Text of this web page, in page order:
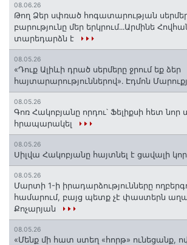
08.06.26
Թող Ձեր սփռած հոգատարության
բարությունը մեր երկրում․․․Արմինե
տարեդարձն է
08.05.26
«Դուք Ալիևի դրած սերմերը ջրում եք ձեր
հայտարարություններով»․ Էդմոն
08.05.26
Գոռ Հակոբյանը որդու՝ Ֆելիքսի հետ նոր
հրապարակել
08.05.26
Սիլվա Հակոբյանը հայտնել է ցավալի
08.05.26
Մարտի 1-ի իրադարձությունները
համարում, բայց պետք չէ փաստերն
Քոչարյան
08.05.26
«Մենք մի հատ ստեղ «հորթ» ունեցանք,